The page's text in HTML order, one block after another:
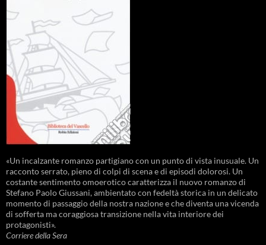
«Un incalzante romanzo partigiano con un punto di vista inusuale. Un
racconto serrato, pieno di colpi di scena e di episodi dolorosi. Un
costante sentimento omoerotico caratterizza il nuovo romanzo di
Stefano Paolo Giussani, ambientato con fedeltà storica in un delicato
momento di passaggio della nostra nazione e che diventa una vicenda
di sofferta ma coraggiosa transizione nella vita interiore dei
protagonisti».
Corriere della Sera